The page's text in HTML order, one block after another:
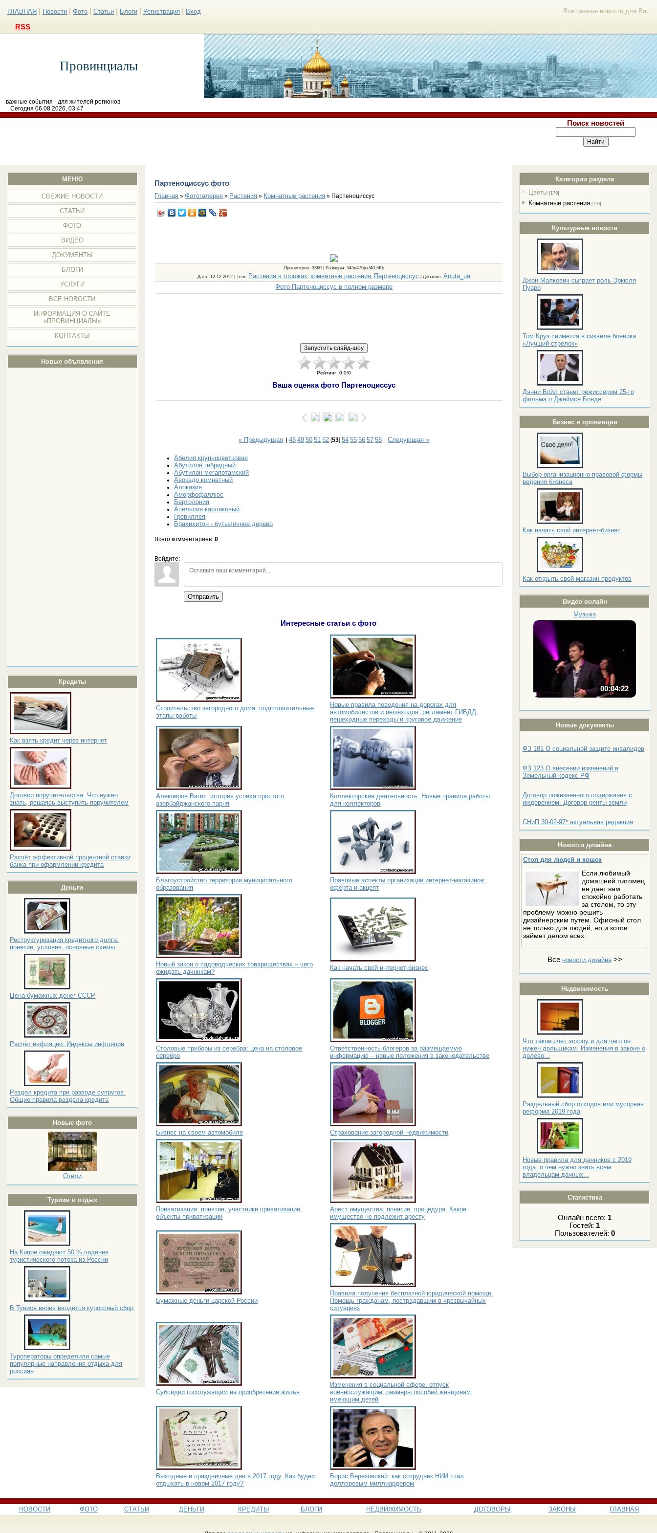
Все свежие новости для Вас
ГЛАВНАЯ Новости Фото Статьи Блоги Регистрация Вход
RSS
Провинциалы
важные события - для жителей регионов
Сегодня 06.08.2026, 03:47
Поиск новостей
МЕНЮ
СВЕЖИЕ НОВОСТИ
СТАТЬИ
ФОТО
ВИДЕО
ДОКУМЕНТЫ
БЛОГИ
УСЛУГИ
ВСЕ НОВОСТИ
ИНФОРМАЦИЯ О САЙТЕ
«ПРОВИНЦИАЛЫ»
КОНТАКТЫ
Новые объявления
Кредиты
Как взять кредит через интернет
Договор поручительства. Что нужно
знать, решаясь выступить поручителем
Расчёт эффективной процентной ставки
банка при оформлении кредита
Деньги
Реструктуризация кредитного долга:
понятие, условия, основные схемы
Цена бумажных денег СССР
Расчёт инфляции. Индексы инфляции
Раздел кредита при разводе супругов.
Общие правила раздела кредита
Новые фото
Отели
Туризм и отдых
На Кипре ожидают 50 % падения
туристического потока из России
В Тунисе вновь вводится курортный сбор
Туроператоры определили самые
популярные направления отдыха для
россиян
Категории раздела
Цветы [179]
Комнатные растения [110]
Культурные новости
Джон Малкович сыграет роль Эркюля
Пуаро
Том Круз снимется в сиквеле боевика
«Лучший стрелок»
Дэнни Бойл станет режиссером 25-го
фильма о Джеймсе Бонде
Бизнес в провинции
Выбор организационно-правовой формы
ведения бизнеса
Как начать свой интернет-бизнес
Как открыть свой магазин продуктов
Видео онлайн
Музыка
00:04:22
Новые документы
ФЗ 181 О социальной защите инвалидов
ФЗ 123 О внесении изменений в
Земельный кодекс РФ
Договор пожизненного содержания с
иждевением. Договор ренты земли
СНиП 30-02-97* актуальная редакция
Новости дизайна
Стол для людей и кошек
Если любимый
домашний питомец
не дает вам
спокойно работать
за столом, то эту
проблему можно решить
дизайнерским путем. Офисный стол
не только для людей, но и котов
займет делом всех.
Все новости дизайна>>
Недвижимость
Что такое счет эскроу и для чего он
нужен дольщикам. Изменения в законе о
долево...
Раздельный сбор отходов или мусорная
реформа 2019 года
Новые правила для дачников с 2019
года: о чем нужно знать всем
владельцам дачных...
Статистика
Онлайн всего: 1
Гостей: 1
Пользователей: 0
Партеноциссус фото
Главная »Фотогалерея » Растения » Комнатные растения » Партеноциссус
Просмотров: 3360 | Размеры: 545x476px/40.6Kb
Дата: 12.12.2012 |Теги: Растения в горшках комнатные растения Партеноциссус Добавил:Anuta_ua
Фото Партеноциссус в полном размере
Рейтинг: 0.0/0
Ваша оценка фото Партеноциссус
« Предыдущая |48 49 50 51 52 [53]54 55 56 57 58 |Следующая »
Абелия крупноцветковая
Абутилон гибридный
Абутилон мегапотамский
Авокадо комнатный
Алоказия
Аморфофаллюс
Бертолония
Апельсин карликовый
Гревиллея
Брахихитон - бутылочное дерево
Всего комментариев:0
Войдите:
Отправить
Интересные статьи с фото
Строительство загородного дома: подготовительные
этапы работы
Новые правила поведения на дорогах для
автомобилистов и пешеходов: регламент ГИБДД,
пешеходные переходы и круговое движение
Алекперов Вагит: история успеха простого
азербайджанского парня
Коллекторская деятельность. Новые правила работы
для коллекторов
Благоустройство территории муниципального
образования
Правовые аспекты организации интернет-магазинов:
оферта и акцепт
Новый закон о садоводческих товариществах – чего
ожидать дачникам?
Как начать свой интернет-бизнес
Столовые приборы из серебра: цена на столовое
серебро
Ответственность блогеров за размещаемую
информацию – новые положения в законодательстве
Бизнес на своем автомобиле Страхование загородной недвижимости
Приватизация: понятие, участники приватизации,
объекты приватизации
Арест имущества: понятие, процедура. Какое
имущество не подлежит аресту
Бумажные деньги царской России
Правила получения бесплатной юридической помощи.
Помощь гражданам, пострадавшим в чрезвычайных
ситуациях
Субсидии госслужащим на приобретение жилья
Изменения в социальной сфере: отпуск
военнослужащим, размеры пособий женщинам,
имеющим детей
Выходные и праздничные дни в 2017 году. Как будем
отдыхать в новом 2017 году?
Борис Березовский: как сотрудник НИИ стал
долларовым миллиардером
НОВОСТИ ФОТО СТАТЬИ ДЕНЬГИ КРЕДИТЫ БЛОГИ НЕДВИЖИМОСТЬ ДОГОВОРЫ ЗАКОНЫ ГЛАВНАЯ